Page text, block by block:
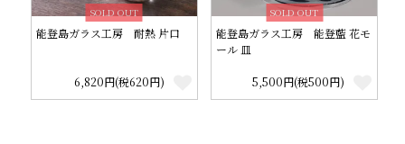
SOLD OUT
能登島ガラス工房 耐熱 片口
6,820円(税620円)
SOLD OUT
能登島ガラス工房 能登藍 花モ
ール 皿
5,500円(税500円)